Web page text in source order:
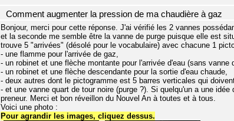
Comment augmenter la pression de ma chaudière à gaz
Bonjour, merci pour cette réponse. J'ai vérifié les 2 vannes
et la seconde me semble être la vanne de purge puisque elle est
trouve 5 "arrivées" (désolé pour le vocabulaire) avec chacune 1
- une flamme pour l'arrivée de gaz,
- un robinet et une flèche montante pour l'arrivée d'eau (sans vanne
- un robinet et une flèche descendante pour la sortie d'eau chaude,
- deux autres dont le pictogramme est 5 barres verticales qui
- et une vanne quart de tour noire (purge ?). Si quelqu'un a une
preneur. Merci et bon réveillon du Nouvel An à toutes et à tous.
Voici une photo :
Pour agrandir les images, cliquez dessus.